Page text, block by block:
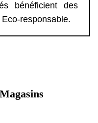
bénéficient des
responsable.